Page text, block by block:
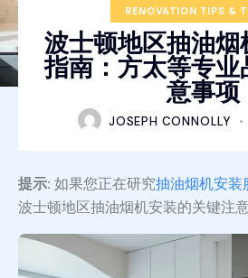
RENOVATION TIPS &
波士顿地区抽油
指南：方太等专业
意事项
JOSEPH CONNOLLY
提示: 如果您正在研究抽油烟机安装
波士顿地区抽油烟机安装的关键注意